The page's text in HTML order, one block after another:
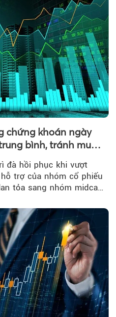
chứng khoán ngày
bình, tránh mua
đà hồi phục khi vượt
trợ của nhóm cổ phiếu
tỏa sang nhóm midcap